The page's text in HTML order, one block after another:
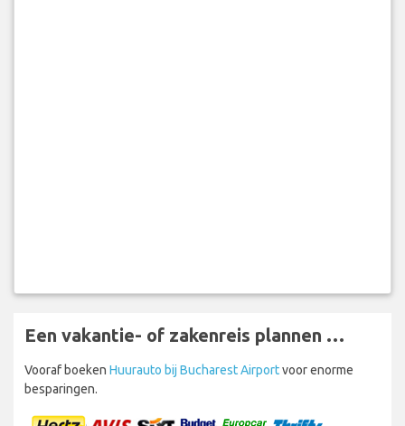
Een vakantie- of zakenreis plannen …
Vooraf boeken Huurauto bij Bucharest Airportvoor enorme
besparingen.